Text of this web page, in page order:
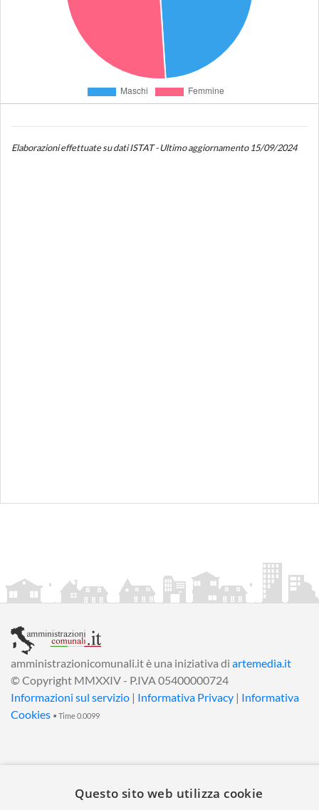
Elaborazioni effettuate su dati ISTAT - Ultimo aggiornamento 15/09/2024
amministrazionicomunali.it è una iniziativa di artemedia.it
© Copyright MMXXIV - P.IVA 05400000724
Informazioni sul servizio | Informativa Privacy | Informativa
Cookies • Time 0.0099
Questo sito web utilizza cookie